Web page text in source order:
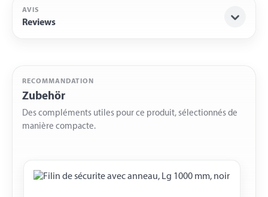
AVIS
Reviews
RECOMMANDATION
Zubehör
Des compléments utiles pour ce produit, sélectionnés de
manière compacte.